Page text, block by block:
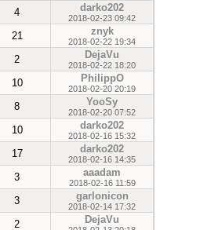
4 darko202
2018-02-23 09:42
21 znyk
2018-02-22 19:34
2 DejaVu
2018-02-22 18:20
10 PhilippO
2018-02-20 20:19
8 YooSy
2018-02-20 07:52
10 darko202
2018-02-16 15:32
17 darko202
2018-02-16 14:35
3 aaadam
2018-02-16 11:59
3 garlonicon
2018-02-14 17:32
2 DejaVu